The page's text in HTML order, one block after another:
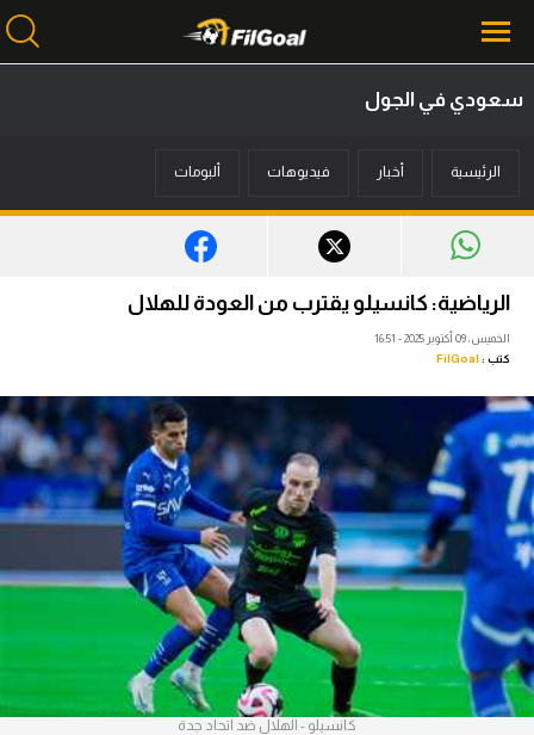
أخبار
ميركاتو
مسابقة التوقعات
فيديوهات
عدسات
آراء حرة
ركن الألعاب
بطولات
سعودي في الجول
الرئيسية أخبار فيديوهات ألبومات
الرياضية: كانسيلو يقترب من العودة للهلال
الخميس، 09 أكتوبر 2025 - 16:51
كتب : FilGoal
كانسيلو - الهلال ضد اتحاد جدة